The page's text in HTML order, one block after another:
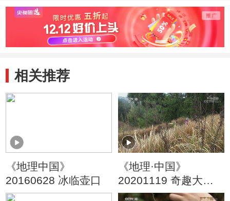
与救命井
的两口救命井
木水井
相关推荐
《地理中国》
20160628 冰临壶口
《地理·中国》
20201119 奇趣大自
然·营山中的“孔雀”